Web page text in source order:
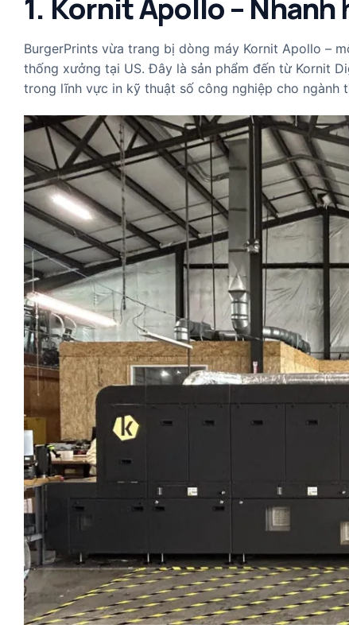
1. Kornit Apollo –
BurgerPrints vừa trang bị dòng máy Kornit Apollo –
thống xưởng tại US. Đây là sản phẩm đến từ Kornit
trong lĩnh vực in kỹ thuật số công nghiệp cho ngành